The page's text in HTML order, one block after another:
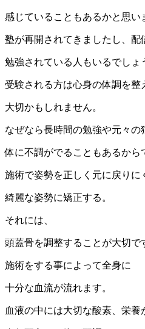
感じていることもあるかと思い
塾が再開されてきましたし、配
勉強されている人もいるでしょ
受験される方は心身の体調を整
大切かもしれません。
なぜなら長時間の勉強や元々の
体に不調がでることもあるから
施術で姿勢を正しく元に戻りに
綺麗な姿勢に矯正する。
それには、
頭蓋骨を調整することが大切で
施術をする事によって全身に
十分な血流が流れます。
血液の中には大切な酸素、栄養